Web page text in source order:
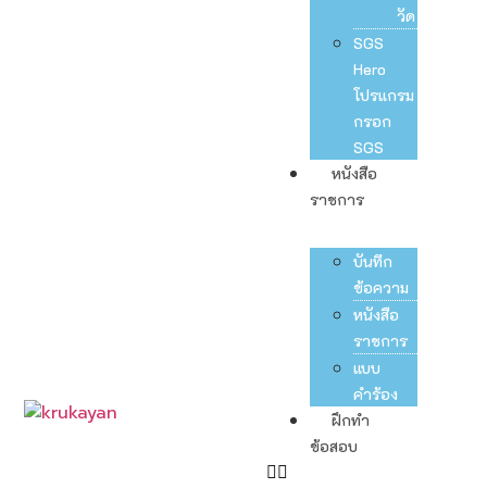
วัด
SGS
Hero
โปรแกรม
กรอก
SGS
หนังสือ
ราชการ
บันทึก
ข้อความ
หนังสือ
ราชการ
แบบ
คำร้อง
ฝึกทำ
ข้อสอบ